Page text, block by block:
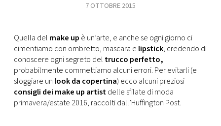
7 OTTOBRE 2015
Quella del make up è un’arte, e anche se ogni giorno ci
cimentiamo con ombretto, mascara e lipstick, credendo di
conoscere ogni segreto del trucco perfetto,
probabilmente commettiamo alcuni errori. Per evitarli (e
sfoggiare un look da copertina) ecco alcuni preziosi
consigli dei make up artistdelle sfilate di moda
primavera/estate 2016, raccolti dall’Huffington Post.